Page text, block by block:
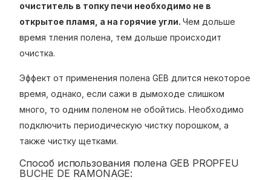
очиститель в топку печи необходимо не в
открытое пламя, а на горячие угли. Чем дольше
время тления полена, тем дольше происходит
очистка.
Эффект от применения полена GEB длится некоторое
время, однако, если сажи в дымоходе слишком
много, то одним поленом не обойтись. Необходимо
подключить периодическую чистку порошком, а
также чистку щетками.
Способ использования полена GEB PROPFEU
BUCHE DE RAMONAGE: